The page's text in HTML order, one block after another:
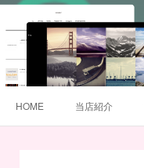
HOME 当店紹介